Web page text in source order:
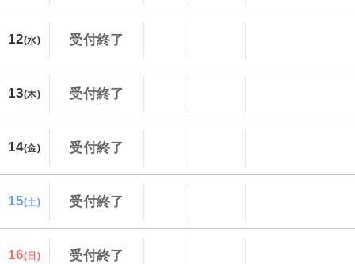
12(水) 受付終了
13(木) 受付終了
14(金) 受付終了
15(土) 受付終了
16(日) 受付終了